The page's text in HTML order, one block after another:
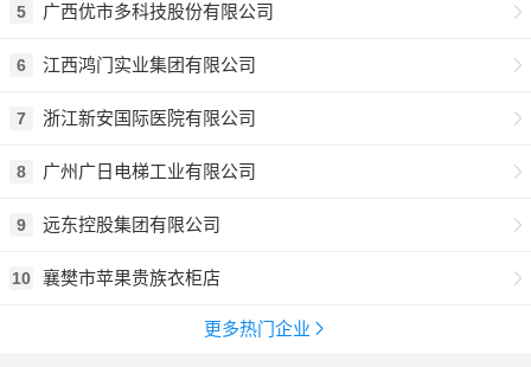
5 广西优市多科技股份有限公司
6 江西鸿门实业集团有限公司
7 浙江新安国际医院有限公司
8 广州广日电梯工业有限公司
9 远东控股集团有限公司
10 襄樊市苹果贵族衣柜店
更多热门企业